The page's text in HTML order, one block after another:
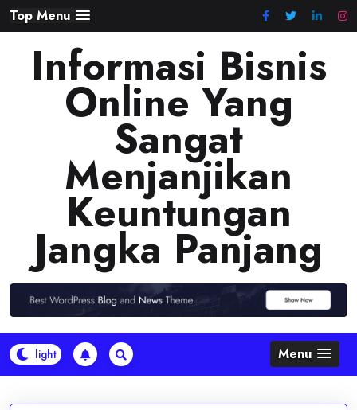
Skip
to
content
Top Menu
Informasi Bisnis
Online Yang
Sangat
Menjanjikan
Keuntungan
Jangka Panjang
Menu